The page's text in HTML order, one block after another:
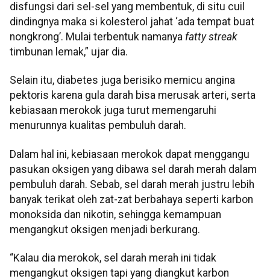
disfungsi dari sel-sel yang membentuk, di situ cuil
dindingnya maka si kolesterol jahat ‘ada tempat buat
nongkrong’. Mulai terbentuk namanya fatty streak
timbunan lemak,” ujar dia.
Selain itu, diabetes juga berisiko memicu angina
pektoris karena gula darah bisa merusak arteri, serta
kebiasaan merokok juga turut memengaruhi
menurunnya kualitas pembuluh darah.
Dalam hal ini, kebiasaan merokok dapat menggangu
pasukan oksigen yang dibawa sel darah merah dalam
pembuluh darah. Sebab, sel darah merah justru lebih
banyak terikat oleh zat-zat berbahaya seperti karbon
monoksida dan nikotin, sehingga kemampuan
mengangkut oksigen menjadi berkurang.
“Kalau dia merokok, sel darah merah ini tidak
mengangkut oksigen tapi yang diangkut karbon